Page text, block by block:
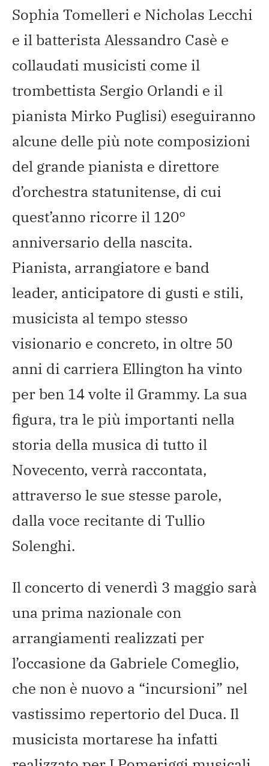
Sophia Tomelleri e Nicholas Lecchi
e il batterista Alessandro Casè e
collaudati musicisti come il
trombettista Sergio Orlandi e il
pianista Mirko Puglisi) eseguiranno
alcune delle più note composizioni
del grande pianista e direttore
d’orchestra statunitense, di cui
quest’anno ricorre il 120°
anniversario della nascita.
Pianista, arrangiatore e band
leader, anticipatore di gusti e stili,
musicista al tempo stesso
visionario e concreto, in oltre 50
anni di carriera Ellington ha vinto
per ben 14 volte il Grammy. La sua
figura, tra le più importanti nella
storia della musica di tutto il
Novecento, verrà raccontata,
attraverso le sue stesse parole,
dalla voce recitante di Tullio
Solenghi.
Il concerto di venerdì 3 maggio sarà
una prima nazionale con
arrangiamenti realizzati per
l’occasione da Gabriele Comeglio,
che non è nuovo a “incursioni” nel
vastissimo repertorio del Duca. Il
musicista mortarese ha infatti